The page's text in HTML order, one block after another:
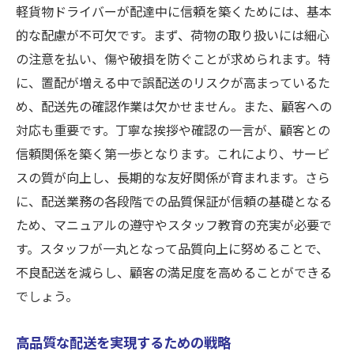
軽貨物ドライバーが配達中に信頼を築くためには、基本
的な配慮が不可欠です。まず、荷物の取り扱いには細心
の注意を払い、傷や破損を防ぐことが求められます。特
に、置配が増える中で誤配送のリスクが高まっているた
め、配送先の確認作業は欠かせません。また、顧客への
対応も重要です。丁寧な挨拶や確認の一言が、顧客との
信頼関係を築く第一歩となります。これにより、サービ
スの質が向上し、長期的な友好関係が育まれます。さら
に、配送業務の各段階での品質保証が信頼の基礎となる
ため、マニュアルの遵守やスタッフ教育の充実が必要で
す。スタッフが一丸となって品質向上に努めることで、
不良配送を減らし、顧客の満足度を高めることができる
でしょう。
高品質な配送を実現するための戦略